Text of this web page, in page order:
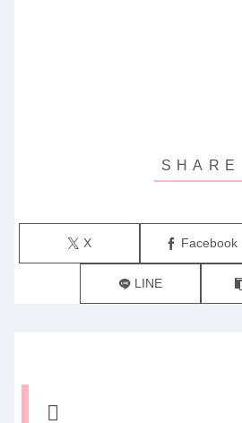
X Facebook
LINE